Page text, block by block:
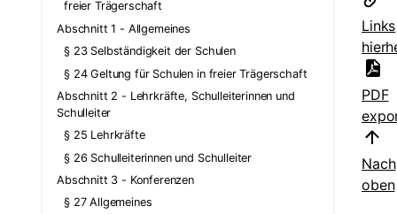
freier Trägerschaft
Abschnitt 1 - Allgemeines
§ 23 Selbständigkeit der Schulen
§ 24 Geltung für Schulen in freier Trägerschaft
Abschnitt 2 - Lehrkräfte, Schulleiterinnen und
Schulleiter
§ 25 Lehrkräfte
§ 26 Schulleiterinnen und Schulleiter
Abschnitt 3 - Konferenzen
§ 27 Allgemeines
Links
PDF
Nach
oben